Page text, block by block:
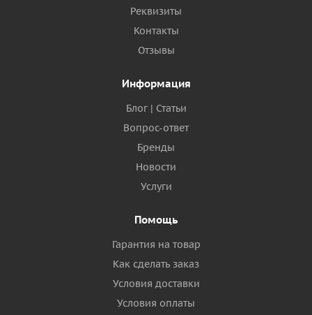
Реквизиты
Контакты
Отзывы
Информация
Блог | Статьи
Вопрос-ответ
Бренды
Новости
Услуги
Помощь
Гарантия на товар
Как сделать заказ
Условия доставки
Условия оплаты